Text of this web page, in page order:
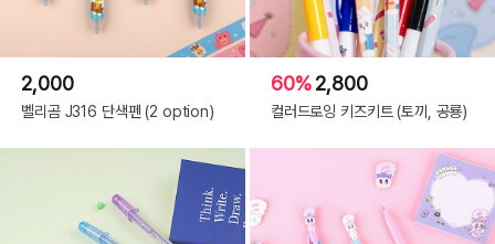
02. 0.5mm 샤프
가장 많이 사용하는,베이직한 옵션의 샤프로
데일리 문구템
으로 사용하기 좋아요!
2,000
벨리곰 J316 단색펜 (2 option)
60%2,800
컬러드로잉 키즈키트 (토끼, 공룡)